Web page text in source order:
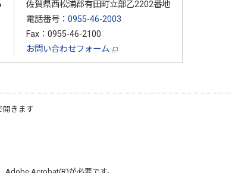
佐賀県西松浦郡有田町立部乙2202番地
電話番号： 0955-46-2003
Fax：0955-46-2100
お問い合わせフォーム
開きます